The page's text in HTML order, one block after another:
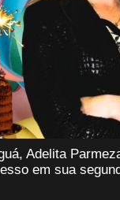
Adelita
em sua